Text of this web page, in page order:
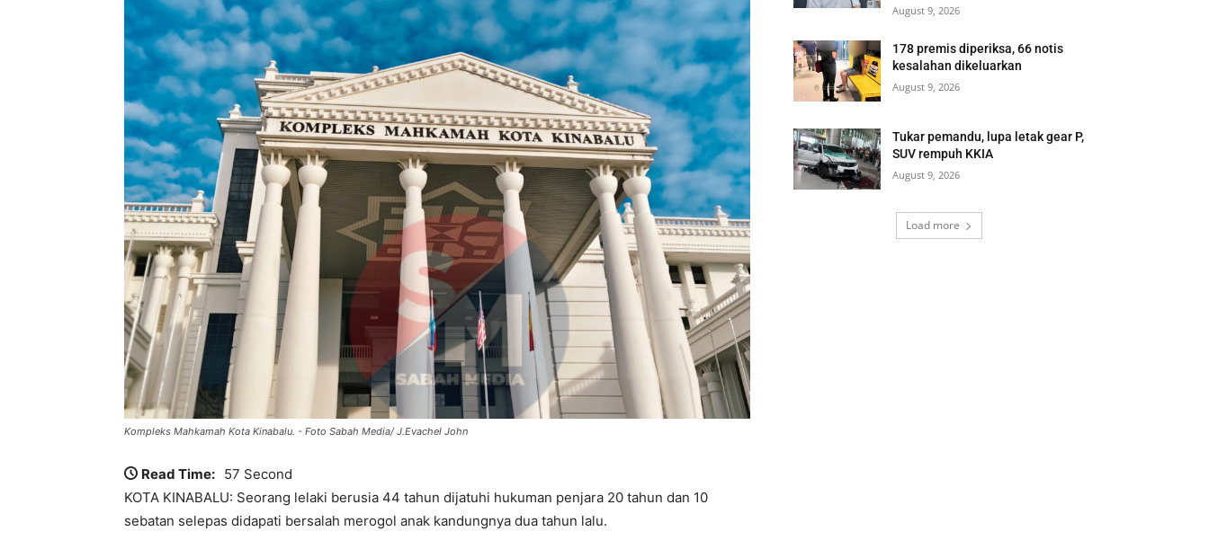
Kompleks Mahkamah Kota Kinabalu. - Foto Sabah Media/ J.Evachel John
Read Time: 57 Second
KOTA KINABALU: Seorang lelaki berusia 44 tahun dijatuhi hukuman penjara 20 tahun dan 10
sebatan selepas didapati bersalah merogol anak kandungnya dua tahun lalu.
August 9, 2026
178 premis diperiksa, 66 notis
kesalahan dikeluarkan
August 9, 2026
Tukar pemandu, lupa letak gear P,
SUV rempuh KKIA
August 9, 2026
Load more